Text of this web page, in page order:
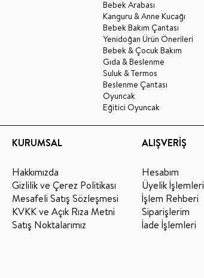
Bebek Arabası
Kanguru & Anne Kucağı
Bebek Bakım Çantası
Yenidoğan Ürün Önerileri
Bebek & Çocuk Bakım
Gıda & Beslenme
Suluk & Termos
Beslenme Çantası
Oyuncak
Eğitici Oyuncak
KURUMSAL
Hakkımızda
Gizlilik ve Çerez Politikası
Mesafeli Satış Sözleşmesi
KVKK ve Açık Rıza Metni
Satış Noktalarımız
ALIŞVERİŞ
Hesabım
Üyelik İşlemleri
İşlem Rehberi
Siparişlerim
İade İşlemleri